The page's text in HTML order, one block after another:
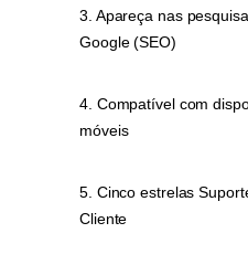
3. Apareça nas
Google (SEO)
4. Compatível com
móveis
5. Cinco estrelas
Cliente